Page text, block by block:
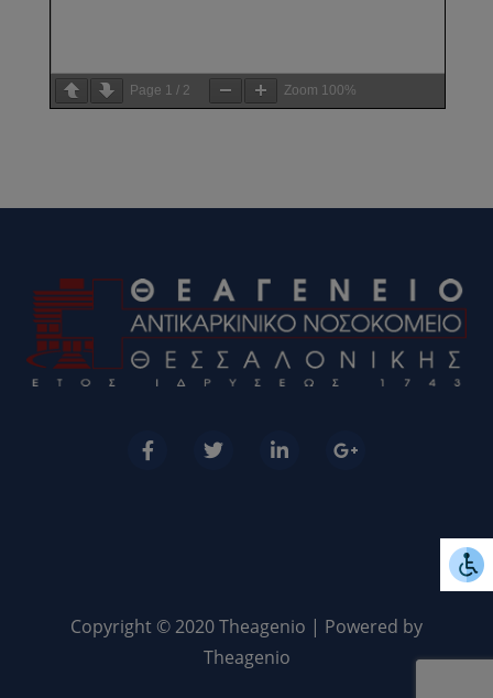
Page 1 / 2 Zoom 100%
Copyright © 2020 Theagenio | Powered by
Theagenio